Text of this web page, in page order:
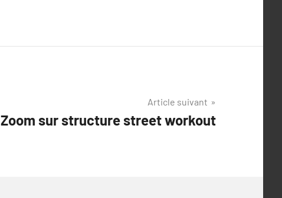
Article suivant
Zoom sur structure street workout